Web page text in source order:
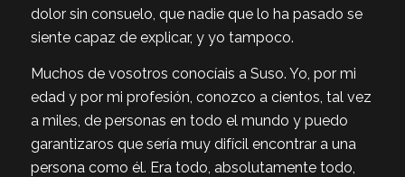
dolor sin consuelo, que nadie que lo ha pasado se
siente capaz de explicar, y yo tampoco.
Muchos de vosotros conocíais a Suso. Yo, por mi
edad y por mi profesión, conozco a cientos, tal vez
a miles, de personas en todo el mundo y puedo
garantizaros que sería muy difícil encontrar a una
persona como él. Era todo, absolutamente todo,